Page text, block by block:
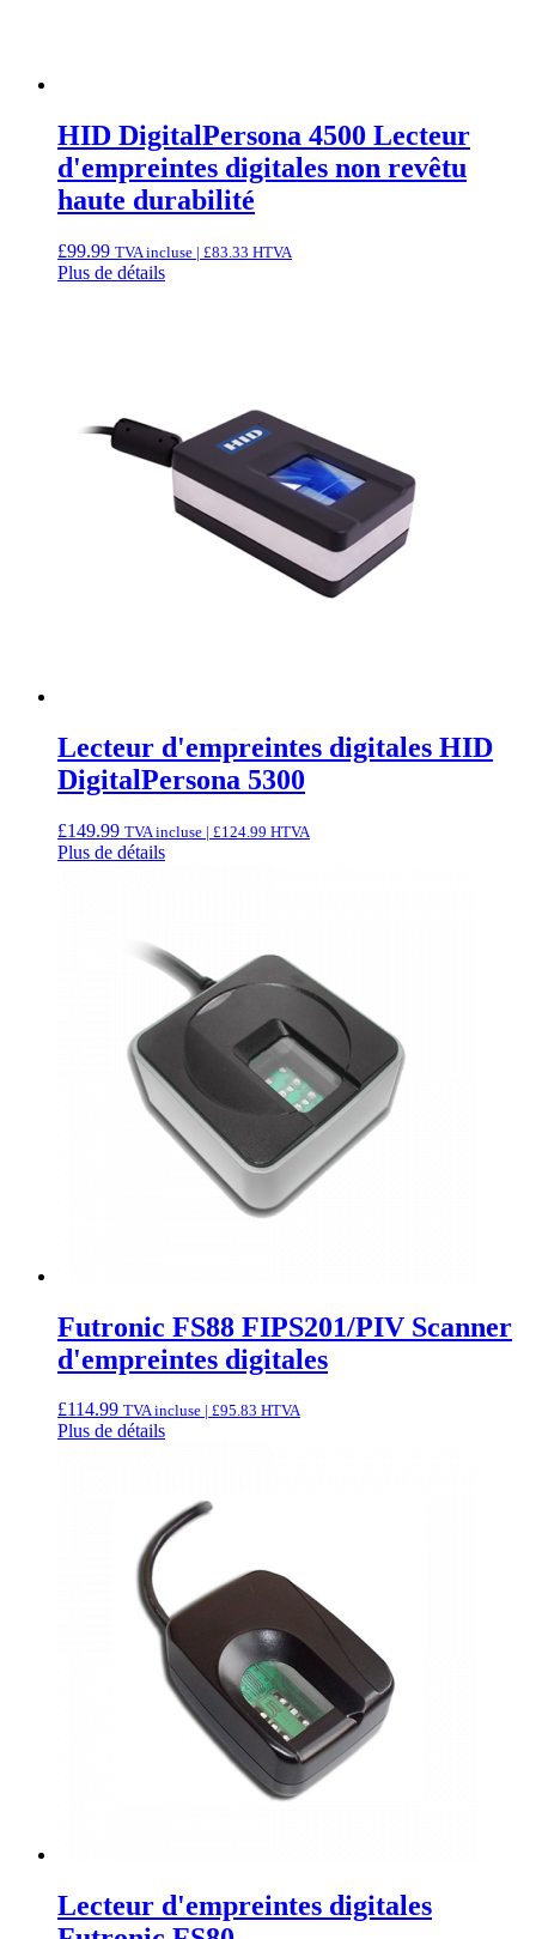
HID DigitalPersona 4500 Lecteur
d'empreintes digitales non revêtu
haute durabilité
£99.99 TVA incluse | £83.33 HTVA
Plus de détails
Lecteur d'empreintes digitales HID
DigitalPersona 5300
£149.99 TVA incluse | £124.99 HTVA
Plus de détails
Futronic FS88 FIPS201/PIV Scanner
d'empreintes digitales
£114.99 TVA incluse | £95.83 HTVA
Plus de détails
Lecteur d'empreintes digitales